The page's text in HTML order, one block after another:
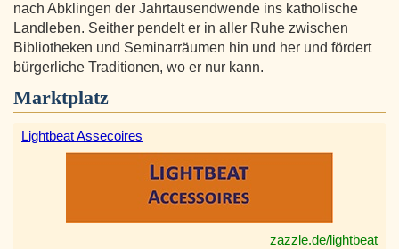
nach Abklingen der Jahrtausendwende ins katholische
Landleben. Seither pendelt er in aller Ruhe zwischen
Bibliotheken und Seminarräumen hin und her und fördert
bürgerliche Traditionen, wo er nur kann.
Marktplatz
Lightbeat Assecoires
zazzle.de/lightbeat